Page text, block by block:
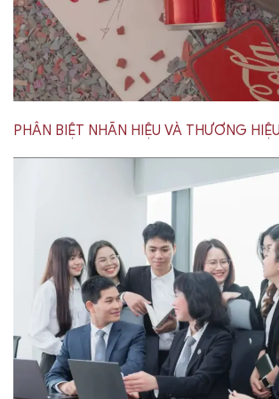
PHÂN BIỆT NHÃN HIỆU VÀ THƯƠNG HIỆU